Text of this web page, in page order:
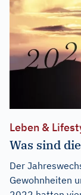
Leben &
Was sind
Der
Gewohnheiten